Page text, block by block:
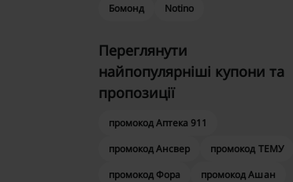
Бомонд
Notino
Переглянути
найпопулярніші купони та
пропозиції
промокод Аптека 911
промокод Ансвер
промокод ТЕМУ
промокод Фора
промокод Ашан